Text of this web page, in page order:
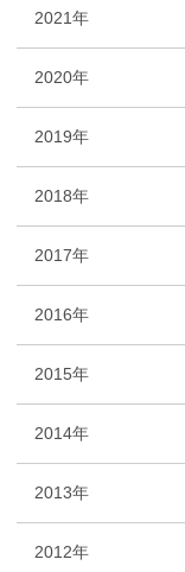
2021年
2020年
2019年
2018年
2017年
2016年
2015年
2014年
2013年
2012年